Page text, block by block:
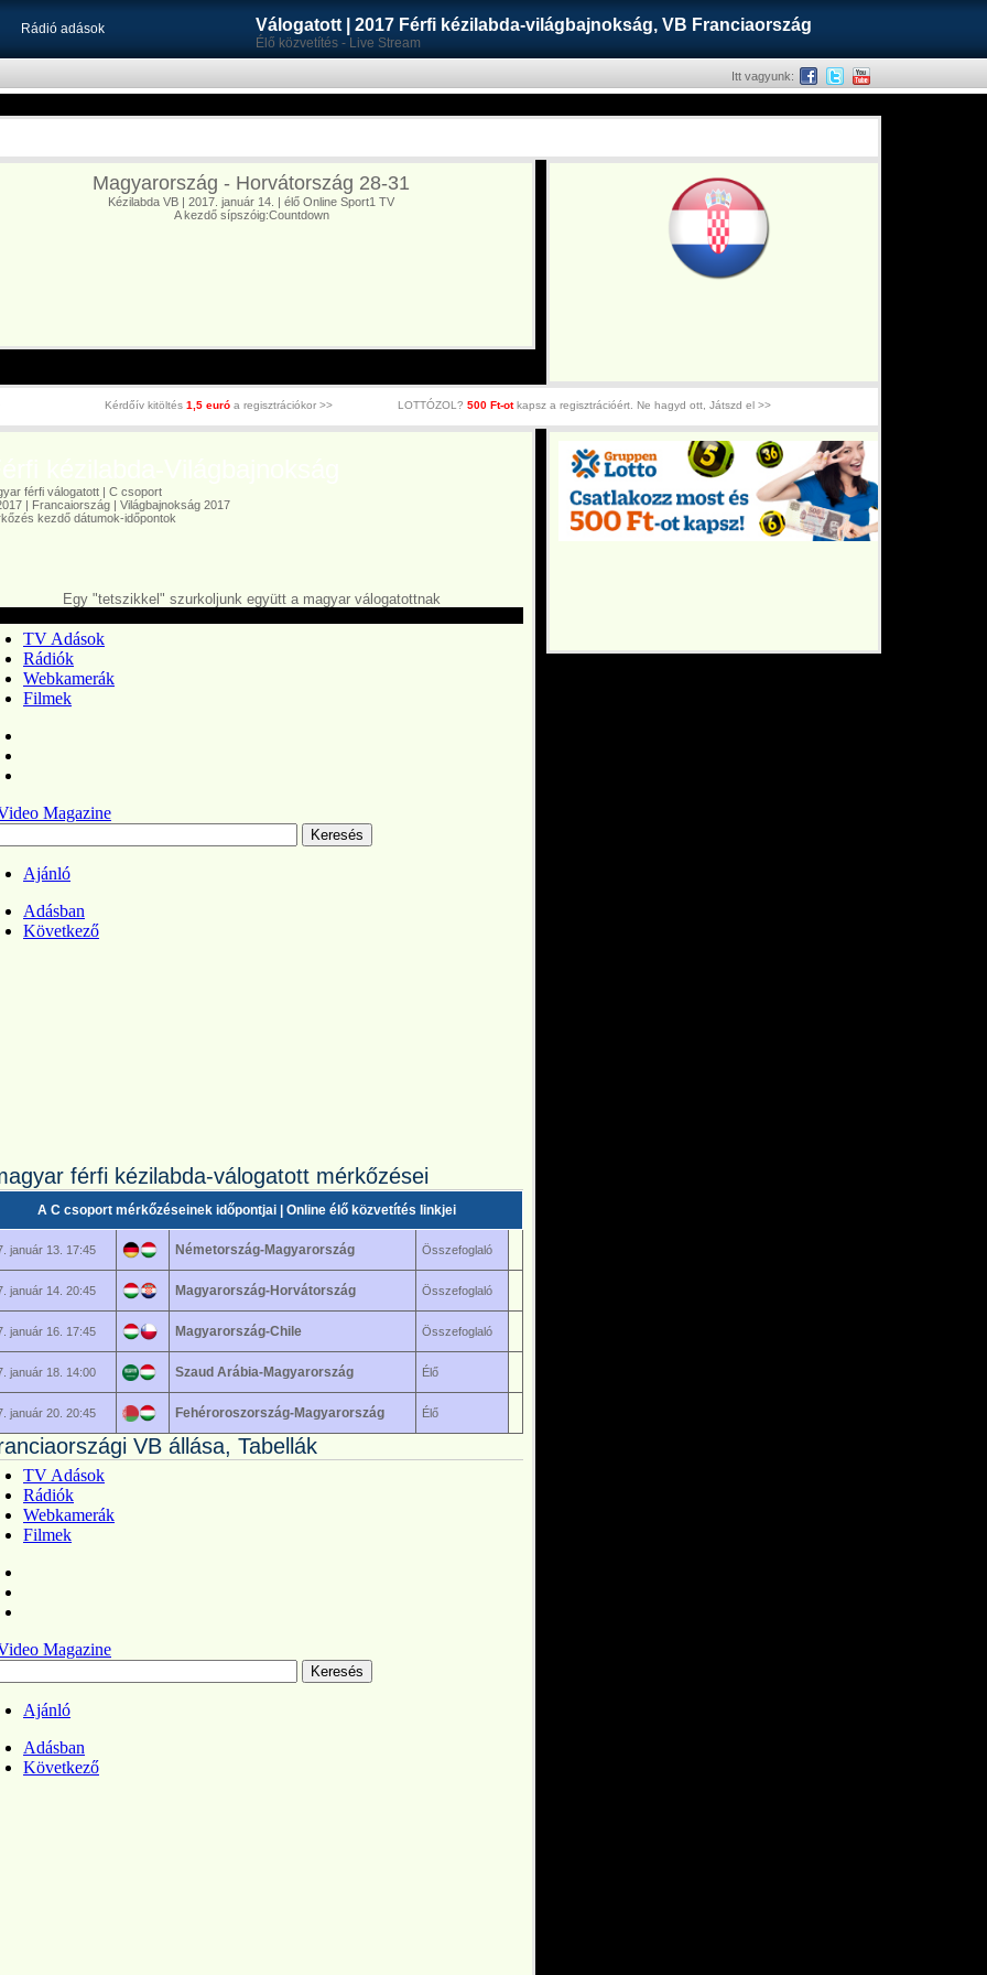
Rádió adások Válogatott | 2017 Férfi kézilabda-világbajnokság, VB Franciaország
Élő közvetítés - Live Stream
Itt vagyunk:
Magyarország - Horvátország 28-31
Kézilabda VB | 2017. január 14. | élő Online Sport1 TV
A kezdő sípszóig:Countdown
Kérdőív kitöltés 1,5 euró a regisztrációkor >> LOTTÓZOL? 500 Ft-otkapsz a regisztrációért. Ne hagyd ott, Játszd el >>
férfi válogatott | C csoport
| Francaiország | Világbajnokság 2017
kezdő dátumok-időpontok
Egy "tetszikkel" szurkoljunk együtt a magyar válogatottnak
férfi kézilabda-válogatott mérkőzései
A C csoport mérkőzéseinek időpontjai | Online élő közvetítés linkjei
január 13. 17:45 Németország-Magyarország Összefoglaló
január 14. 20:45 Magyarország-Horvátország Összefoglaló
január 16. 17:45 Magyarország-Chile Összefoglaló
január 18. 14:00 Szaud Arábia-Magyarország Élő
január 20. 20:45 Fehéroroszország-Magyarország Élő
VB állása, Tabellák